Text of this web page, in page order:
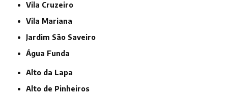
Vila Cruzeiro
Vila Mariana
jardim São Saveiro
Água Funda
Alto da Lapa
Alto de Pinheiros